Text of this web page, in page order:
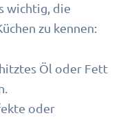
wichtig, die
zu kennen:
Öl oder Fett
oder